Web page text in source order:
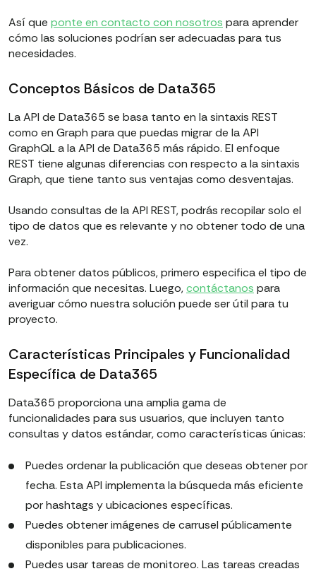
Así que ponte en contacto con nosotros para aprender
cómo las soluciones podrían ser adecuadas para tus
necesidades.
Conceptos Básicos de Data365
La API de Data365 se basa tanto en la sintaxis REST
como en Graph para que puedas migrar de la API
GraphQL a la API de Data365 más rápido. El enfoque
REST tiene algunas diferencias con respecto a la sintaxis
Graph, que tiene tanto sus ventajas como desventajas.
Usando consultas de la API REST, podrás recopilar solo el
tipo de datos que es relevante y no obtener todo de una
vez.
Para obtener datos públicos, primero especifica el tipo de
información que necesitas. Luego,contáctanos para
averiguar cómo nuestra solución puede ser útil para tu
proyecto.
Características Principales y Funcionalidad
Específica de Data365
Data365 proporciona una amplia gama de
funcionalidades para sus usuarios, que incluyen tanto
consultas y datos estándar, como características únicas:
Puedes ordenar la publicación que deseas obtener por
fecha. Esta API implementa la búsqueda más eficiente
por hashtags y ubicaciones específicas.
Puedes obtener imágenes de carrusel públicamente
disponibles para publicaciones.
Puedes usar tareas de monitoreo. Las tareas creadas